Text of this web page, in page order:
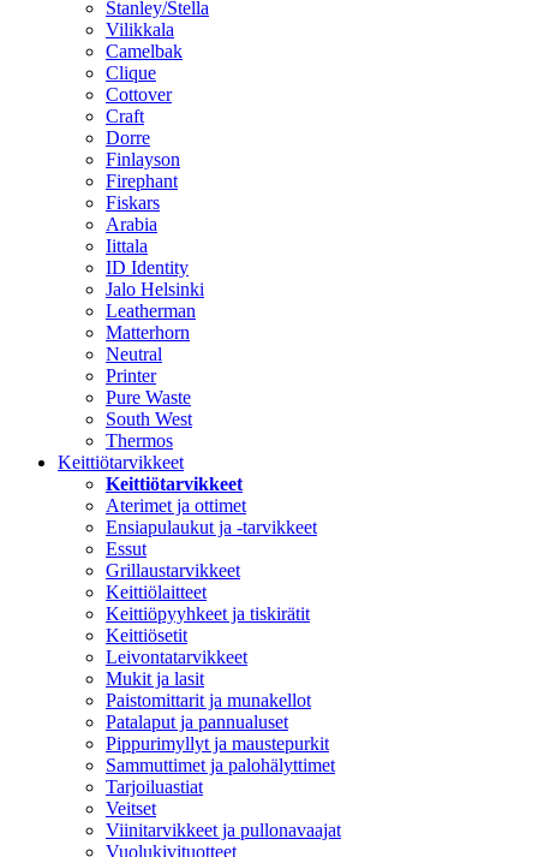
Stanley/Stella
Vilikkala
Camelbak
Clique
Cottover
Craft
Dorre
Finlayson
Firephant
Fiskars
Arabia
Iittala
ID Identity
Jalo Helsinki
Leatherman
Matterhorn
Neutral
Printer
Pure Waste
South West
Thermos
Keittiötarvikkeet
Keittiötarvikkeet
Aterimet ja ottimet
Ensiapulaukut ja -tarvikkeet
Essut
Grillaustarvikkeet
Keittiölaitteet
Keittiöpyyhkeet ja tiskirätit
Keittiösetit
Leivontatarvikkeet
Mukit ja lasit
Paistomittarit ja munakellot
Patalaput ja pannualuset
Pippurimyllyt ja maustepurkit
Sammuttimet ja palohälyttimet
Tarjoiluastiat
Veitset
Viinitarvikkeet ja pullonavaajat
Vuolukivituotteet